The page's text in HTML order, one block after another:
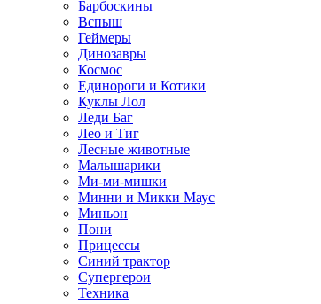
Барбоскины
Вспыш
Геймеры
Динозавры
Космос
Единороги и Котики
Куклы Лол
Леди Баг
Лео и Тиг
Лесные животные
Малышарики
Ми-ми-мишки
Минни и Микки Маус
Миньон
Пони
Прицессы
Синий трактор
Супергерои
Техника